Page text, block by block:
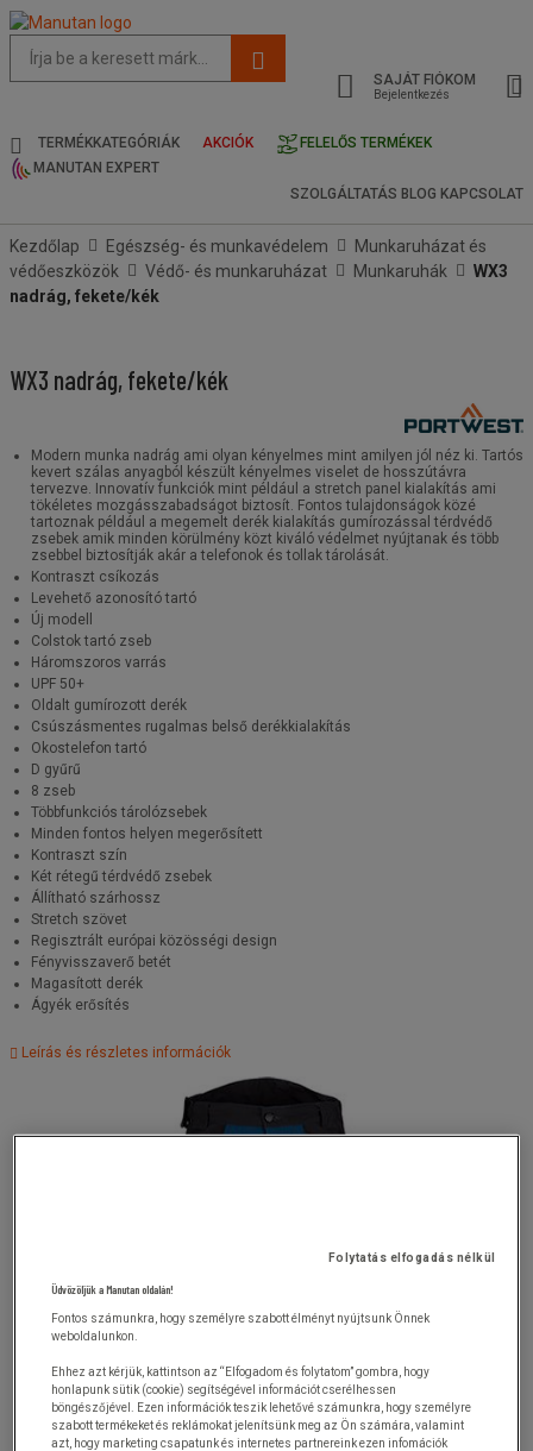
oldal
és
keresési
SAJÁT FIÓKOM
Bejelentkezés
TERMÉKKATEGÓRIÁK AKCIÓK
FELELŐS TERMÉKEK
MANUTAN EXPERT
SZOLGÁLTATÁS BLOG KAPCSOLAT
Kezdőlap Egészség- és munkavédelem
Munkaruházat és
védőeszközök
Védő- és munkaruházat Munkaruhák
WX3
nadrág, fekete/kék
WX3 nadrág, fekete/kék
Modern munka nadrág ami olyan kényelmes mint amilyen jól néz ki. Tartós
kevert szálas anyagból készült kényelmes viselet de hosszútávra
tervezve. Innovatív funkciók mint például a stretch panel kialakítás ami
tökéletes mozgásszabadságot biztosít. Fontos tulajdonságok közé
tartoznak például a megemelt derék kialakítás gumírozással térdvédő
zsebek amik minden körülmény közt kiváló védelmet nyújtanak és több
zsebbel biztosítják akár a telefonok és tollak tárolását.
Kontraszt csíkozás
Levehető azonosító tartó
Új modell
Colstok tartó zseb
Háromszoros varrás
UPF 50+
Oldalt gumírozott derék
Csúszásmentes rugalmas belső derékkialakítás
Okostelefon tartó
D gyűrű
8 zseb
Többfunkciós tárolózsebek
Minden fontos helyen megerősített
Kontraszt szín
Két rétegű térdvédő zsebek
Állítható szárhossz
Stretch szövet
Regisztrált európai közösségi design
Fényvisszaverő betét
Magasított derék
Ágyék erősítés
Leírás és részletes információk
Folytatás elfogadás nélkül
Üdvözöljük a Manutan oldalán!
Fontos számunkra, hogy személyre szabott élményt nyújtsunk Önnek
weboldalunkon.
Ehhez azt kérjük, kattintson az “Elfogadom és folytatom” gombra, hogy
honlapunk sütik (cookie) segítségével információt cserélhessen
böngészőjével. Ezen információk teszik lehetővé számunkra, hogy személyre
szabott termékeket és reklámokat jelenítsünk meg az Ön számára, valamint
azt, hogy marketing csapatunk és internetes partnereink ezen infomációk